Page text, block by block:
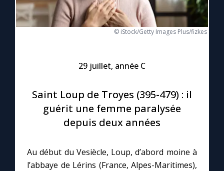
La chaîne Youtube
Le compte Tiktok
Le site internet
© iStock/Getty Images Plus/fizkes
29 juillet, année C
Saint Loup de Troyes (395-479) : il
guérit une femme paralysée
depuis deux années
Au début du Vesiècle, Loup, d’abord moine à
l’abbaye de Lérins (France, Alpes-Maritimes),